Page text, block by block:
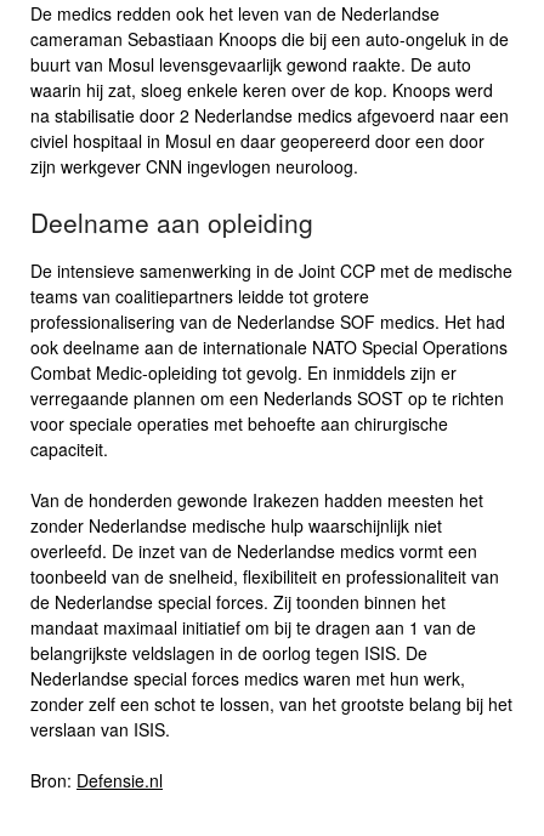
De medics redden ook het leven van de Nederlandse
cameraman Sebastiaan Knoops die bij een auto-ongeluk in de
buurt van Mosul levensgevaarlijk gewond raakte. De auto
waarin hij zat, sloeg enkele keren over de kop. Knoops werd
na stabilisatie door 2 Nederlandse medics afgevoerd naar een
civiel hospitaal in Mosul en daar geopereerd door een door
zijn werkgever CNN ingevlogen neuroloog.
Deelname aan opleiding
De intensieve samenwerking in de Joint CCP met de medische
teams van coalitiepartners leidde tot grotere
professionalisering van de Nederlandse SOF medics. Het had
ook deelname aan de internationale NATO Special Operations
Combat Medic-opleiding tot gevolg. En inmiddels zijn er
verregaande plannen om een Nederlands SOST op te richten
voor speciale operaties met behoefte aan chirurgische
capaciteit.
Van de honderden gewonde Irakezen hadden meesten het
zonder Nederlandse medische hulp waarschijnlijk niet
overleefd. De inzet van de Nederlandse medics vormt een
toonbeeld van de snelheid, flexibiliteit en professionaliteit van
de Nederlandse special forces. Zij toonden binnen het
mandaat maximaal initiatief om bij te dragen aan 1 van de
belangrijkste veldslagen in de oorlog tegen ISIS. De
Nederlandse special forces medics waren met hun werk,
zonder zelf een schot te lossen, van het grootste belang bij het
verslaan van ISIS.
Bron: Defensie.nl